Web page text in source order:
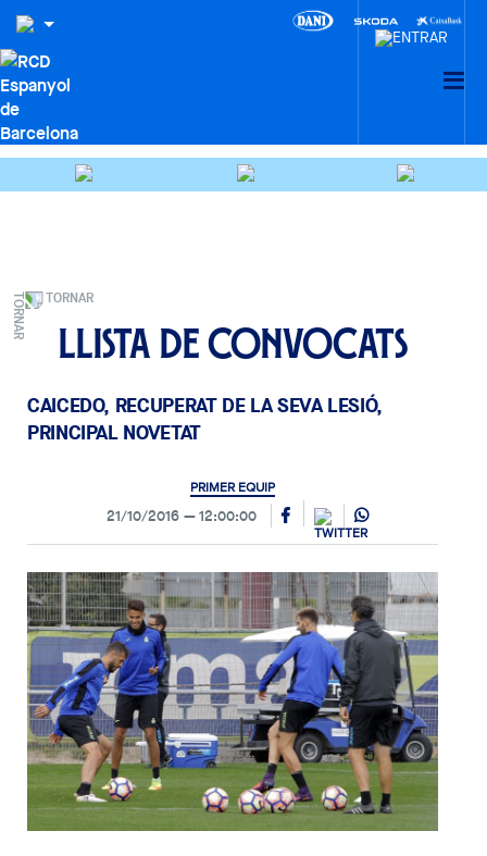
TORNAR
Llista de convocats
CAICEDO, RECUPERAT DE LA SEVA LESIÓ,
PRINCIPAL NOVETAT
PRIMER EQUIP
21/10/2016 12:00:00